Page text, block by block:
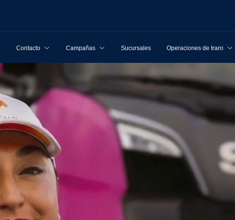
Contacto Campañas Sucursales Operaciones de transporte